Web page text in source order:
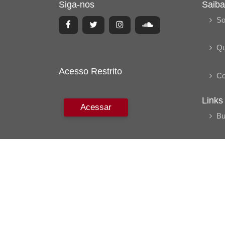
Siga-nos
Acesso Restrito
Acessar